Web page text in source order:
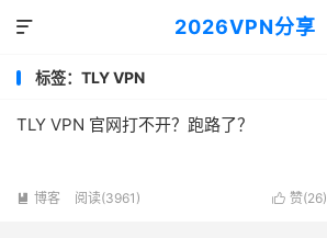
2026VPN分享

标签：TLY VPN
TLY VPN 官网打不开？跑路了？
 赞(26)
 博客 阅读(3961)